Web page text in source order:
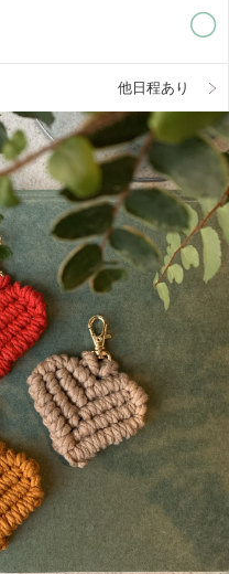
他日程あり